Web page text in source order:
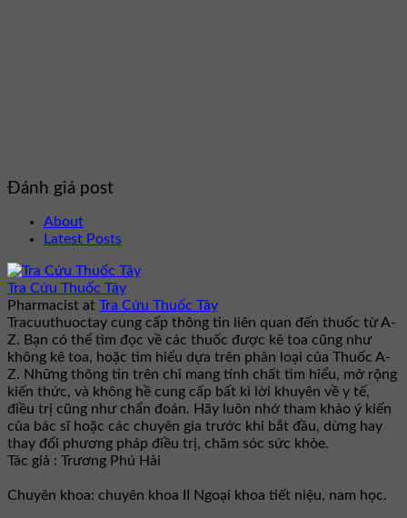
Đánh giá post
About
Latest Posts
Tra Cứu Thuốc Tây
Pharmacist at Tra Cứu Thuốc Tây
Tracuuthuoctay cung cấp thông tin liên quan đến thuốc từ A-
Z. Bạn có thể tìm đọc về các thuốc được kê toa cũng như
không kê toa, hoặc tìm hiểu dựa trên phân loại của Thuốc A-
Z. Những thông tin trên chỉ mang tính chất tìm hiểu, mở rộng
kiến thức, và không hề cung cấp bất kì lời khuyên về y tế,
điều trị cũng như chẩn đoán. Hãy luôn nhớ tham khảo ý kiến
của bác sĩ hoặc các chuyên gia trước khi bắt đầu, dừng hay
thay đổi phương pháp điều trị, chăm sóc sức khỏe.
Tác giả : Trương Phú Hải
Chuyên khoa: chuyên khoa II Ngoại khoa tiết niệu, nam học.